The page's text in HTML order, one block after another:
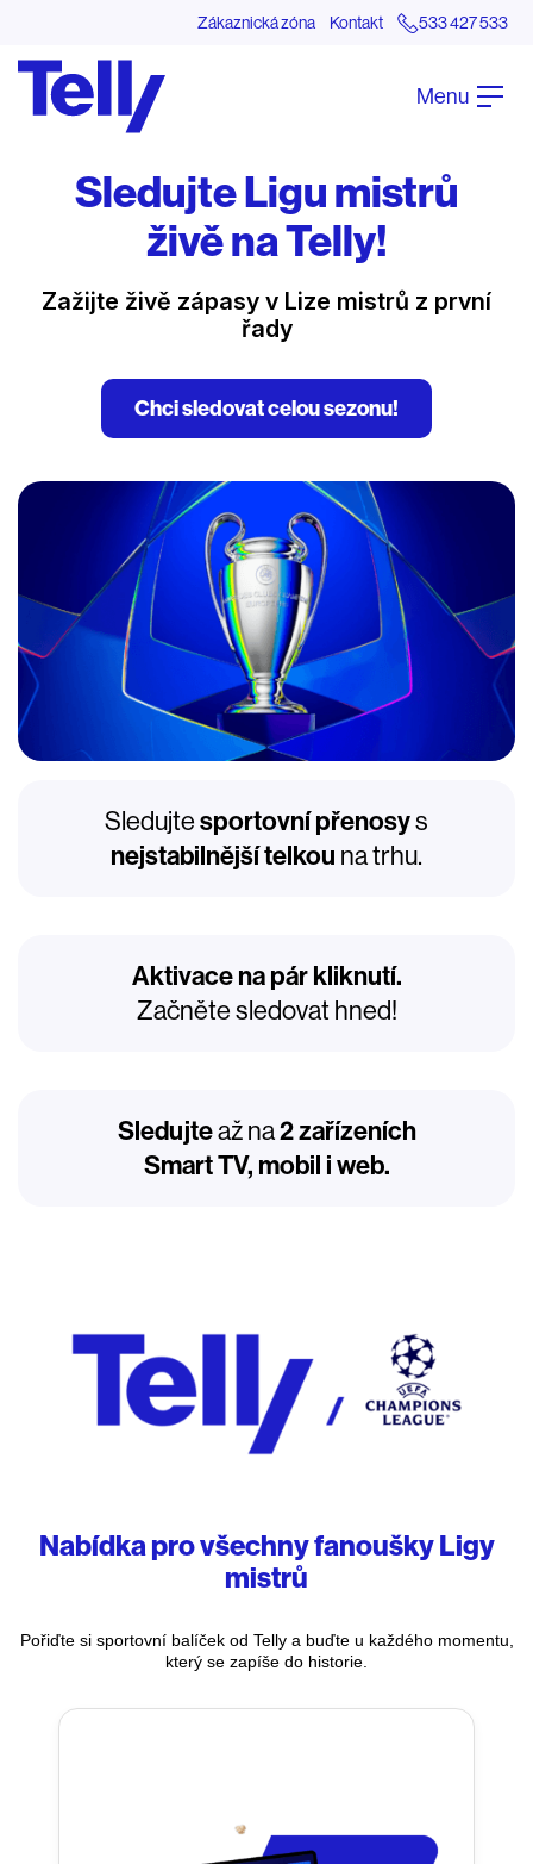
Zákaznická zóna Kontakt 533 427 533
Menu
Sledujte Ligu mistrů
živě na Telly!
Zažijte živě zápasy v Lize mistrů z první
řady
Chci sledovat celou sezonu!
Sledujtesportovní přenosys
nejstabilnější telkou na trhu.
Aktivace na pár kliknutí.
Začněte sledovat hned!
Sledujteaž na2 zařízeních
Smart TV, mobil i web.
Nabídka pro všechny fanoušky Ligy
mistrů
Pořiďte si sportovní balíček od Telly a buďte u každého momentu,
který se zapíše do historie.